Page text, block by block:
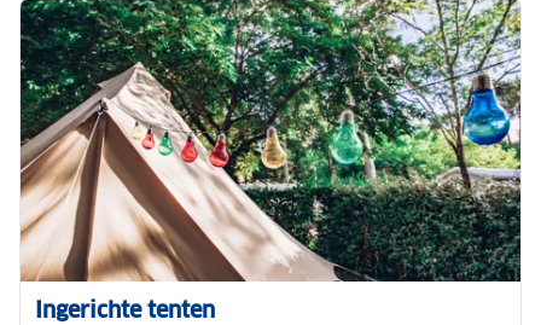
Ingerichte tenten